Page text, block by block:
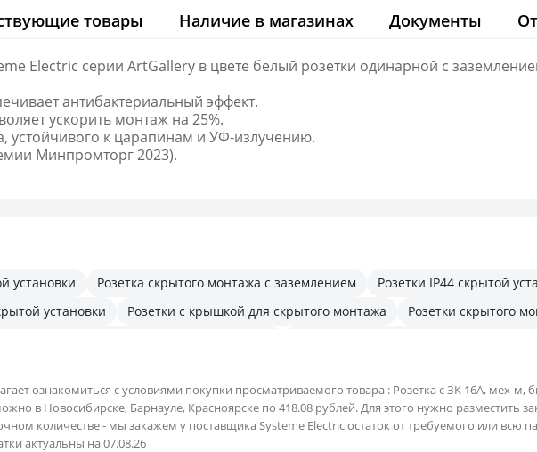
товары Наличие в магазинах Документы
Electric серии ArtGallery в цвете белый розетки одинарной с
антибактериальный эффект.
ускорить монтаж на 25%.
устойчивого к царапинам и УФ-излучению.
Минпромторг 2023).
установки Розетка скрытого монтажа с заземлением
Розетки IP44 скрытой
установки
Розетки с крышкой для скрытого монтажа
Розетки скрытого
ознакомиться с условиями покупки просматриваемого товара : Розетка с ЗК 16А, мех-м,
в Новосибирске, Барнауле, Красноярске по 418.08 рублей. Для этого нужно разместить
количестве - мы закажем у поставщика Systeme Electric остаток от требуемого или всю
актуальны на 07.08.26